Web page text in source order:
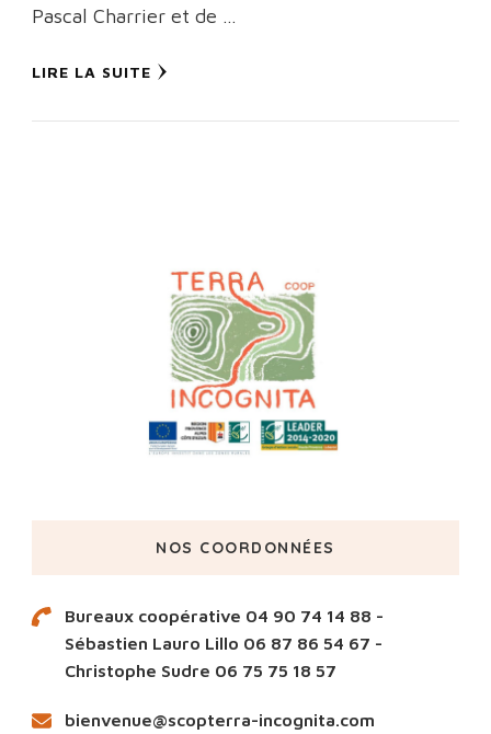
Pascal Charrier et de …
LIRE LA SUITE
NOS COORDONNÉES
Bureaux coopérative 04 90 74 14 88 -
Sébastien Lauro Lillo 06 87 86 54 67 -
Christophe Sudre 06 75 75 18 57
bienvenue@scopterra-incognita.com